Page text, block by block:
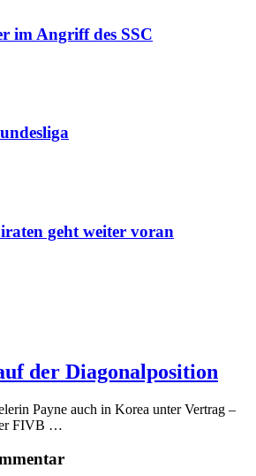
im Angriff des SSC
geht weiter voran
der Diagonalposition
Payne auch in Korea unter Vertrag –
FIVB …